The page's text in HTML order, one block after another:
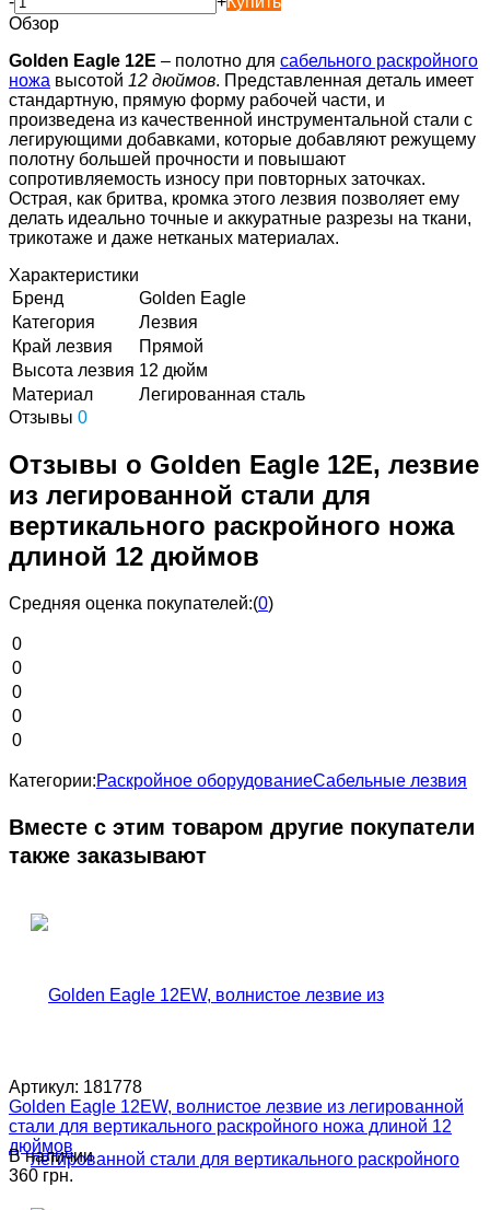
Обзор
Golden Eagle 12E – полотно для сабельного раскройного
ножа высотой 12 дюймов. Представленная деталь имеет
стандартную, прямую форму рабочей части, и
произведена из качественной инструментальной стали с
легирующими добавками, которые добавляют режущему
полотну большей прочности и повышают
сопротивляемость износу при повторных заточках.
Острая, как бритва, кромка этого лезвия позволяет ему
делать идеально точные и аккуратные разрезы на ткани,
трикотаже и даже нетканых материалах.
Характеристики
Бренд
Golden Eagle
Категория
Лезвия
Край лезвия
Прямой
Высота лезвия 12 дюйм
Материал
Легированная сталь
Отзывы 0
Отзывы о Golden Eagle 12E, лезвие
из легированной стали для
вертикального раскройного ножа
длиной 12 дюймов
Средняя оценка покупателей:(0)
0
0
0
0
0
Категории:Раскройное оборудованиеСабельные лезвия
Вместе с этим товаром другие покупатели
также заказывают
Артикул: 181778
Golden Eagle 12EW, волнистое лезвие из легированной
стали для вертикального раскройного ножа длиной 12
дюймов
В наличии
360 грн.